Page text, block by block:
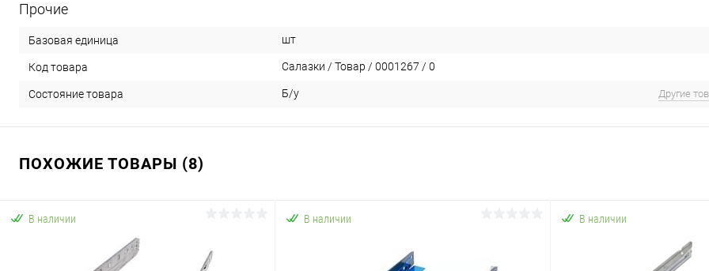
Прочие
Базовая единица шт
Код товара Салазки / Товар / 0001267 / 0
Состояние товара Б/у Другие
ПОХОЖИЕ ТОВАРЫ (8)
В наличии В наличии В наличии